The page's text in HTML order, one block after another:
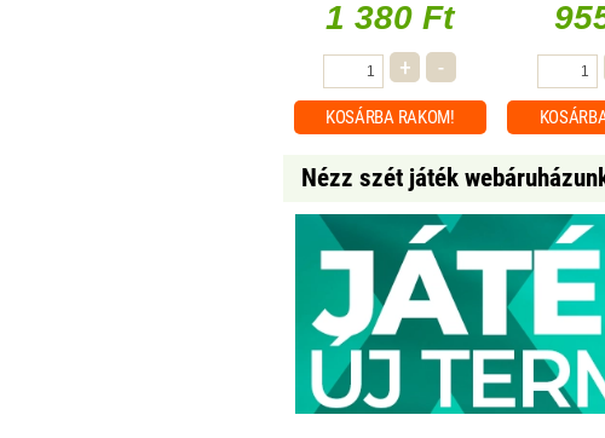
1 380 Ft
+ -
KOSÁRBA RAKOM!
Nézz szét játék